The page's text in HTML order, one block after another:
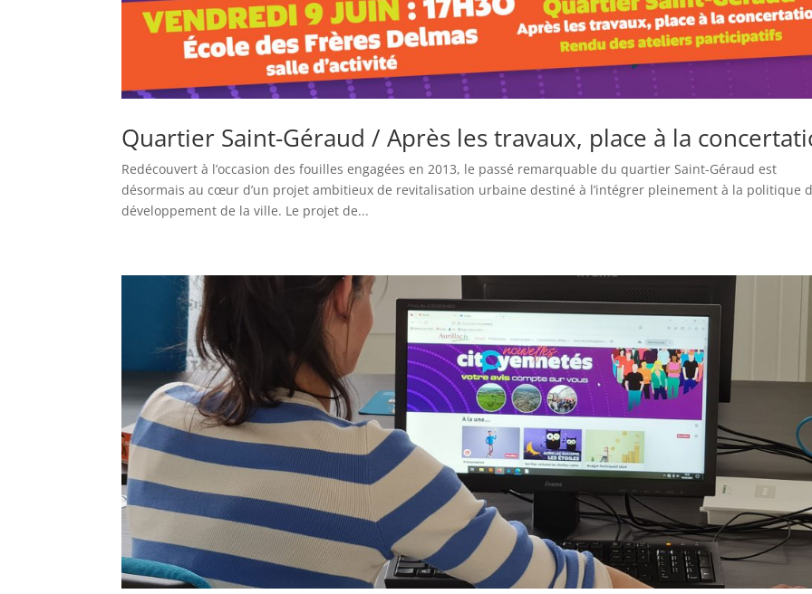
Quartier Saint-Géraud / Après les travaux, place à la
Redécouvert à l’occasion des fouilles engagées en 2013, le passé remarquable du quartier Saint-Géraud est
désormais au cœur d’un projet ambitieux de revitalisation urbaine destiné à l’intégrer pleinement à la politique
développement de la ville. Le projet de...